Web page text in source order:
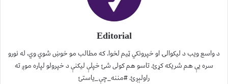
Editorial
د واسع ویب د لیکوالۍ او خپرونکي ټیم لخوا. که مطالب مو خوښ شوي وي، له نورو
سره یې هم شریکه کړئ. تاسو هم کولی شئ خپلې لیکنې د خپرولو لپاره موږ ته
راولېږئ. #مننه_چې_یاستئ